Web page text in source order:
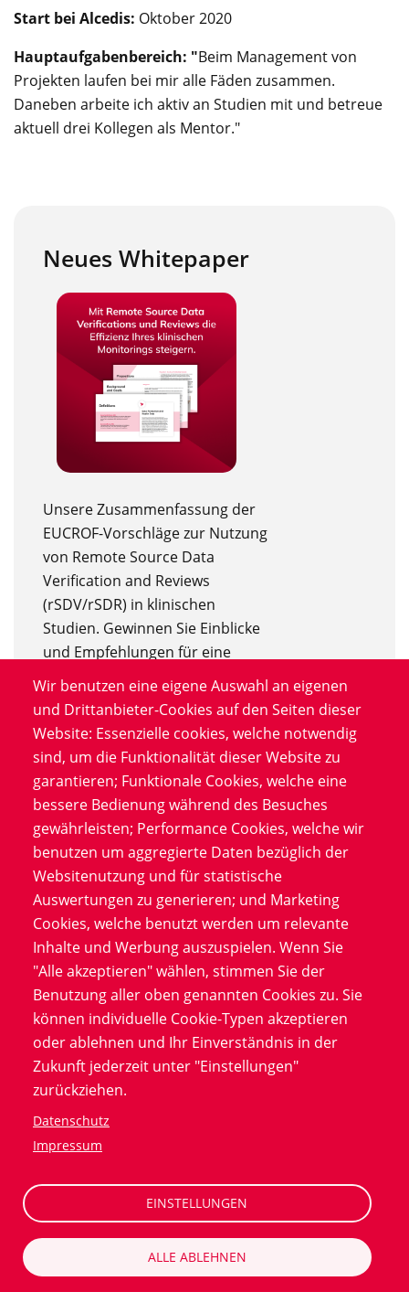
Start bei Alcedis: Oktober 2020
Hauptaufgabenbereich: "Beim Management von
Projekten laufen bei mir alle Fäden zusammen.
Daneben arbeite ich aktiv an Studien mit und betreue
aktuell drei Kollegen als Mentor."
Neues Whitepaper
Unsere Zusammenfassung der
EUCROF-Vorschläge zur Nutzung
von Remote Source Data
Verification and Reviews
(rSDV/rSDR) in klinischen
Studien. Gewinnen Sie Einblicke
und Empfehlungen für eine
nahtlose Integration, welche die
Datenkonsistenz und den
Datenschutz der Teilnehmer
gewährleistet und gleichzeitig
den Aufwand für die Prüfstellen
reduziert.
Jetzt herunterladen
Wie sieht dein Arbeitstag aus?
"6:00 Uhr: Arbeitsstart mit einem Kaffee. Als
Frühaufsteher geben mir die ruhigen Stunden am
Morgen die Gelegenheit, Dinge abzuarbeiten.
Ab 8:00 Uhr: Erste Anfragen von Kollegen zu Projekten
erreichen mich über unser Messenger-Tool. Ich
versuche, diese schnellstmöglich zu bearbeiten. Doch
das ist meistens einfacher gesagt als getan: zur
Beantwortung muss ich Details oft selbst erst einmal
nachschauen und raussuchen.
Wir benutzen eine eigene Auswahl an eigenen
und Drittanbieter-Cookies auf den Seiten dieser
Website: Essenzielle cookies, welche notwendig
sind, um die Funktionalität dieser Website zu
garantieren; Funktionale Cookies, welche eine
bessere Bedienung während des Besuches
gewährleisten; Performance Cookies, welche wir
benutzen um aggregierte Daten bezüglich der
Websitenutzung und für statistische
Auswertungen zu generieren; und Marketing
Cookies, welche benutzt werden um relevante
Inhalte und Werbung auszuspielen. Wenn Sie
"Alle akzeptieren" wählen, stimmen Sie der
Benutzung aller oben genannten Cookies zu. Sie
können individuelle Cookie-Typen akzeptieren
oder ablehnen und Ihr Einverständnis in der
Zukunft jederzeit unter "Einstellungen"
zurückziehen.
Datenschutz
Impressum
EINSTELLUNGEN
ALLE ABLEHNEN